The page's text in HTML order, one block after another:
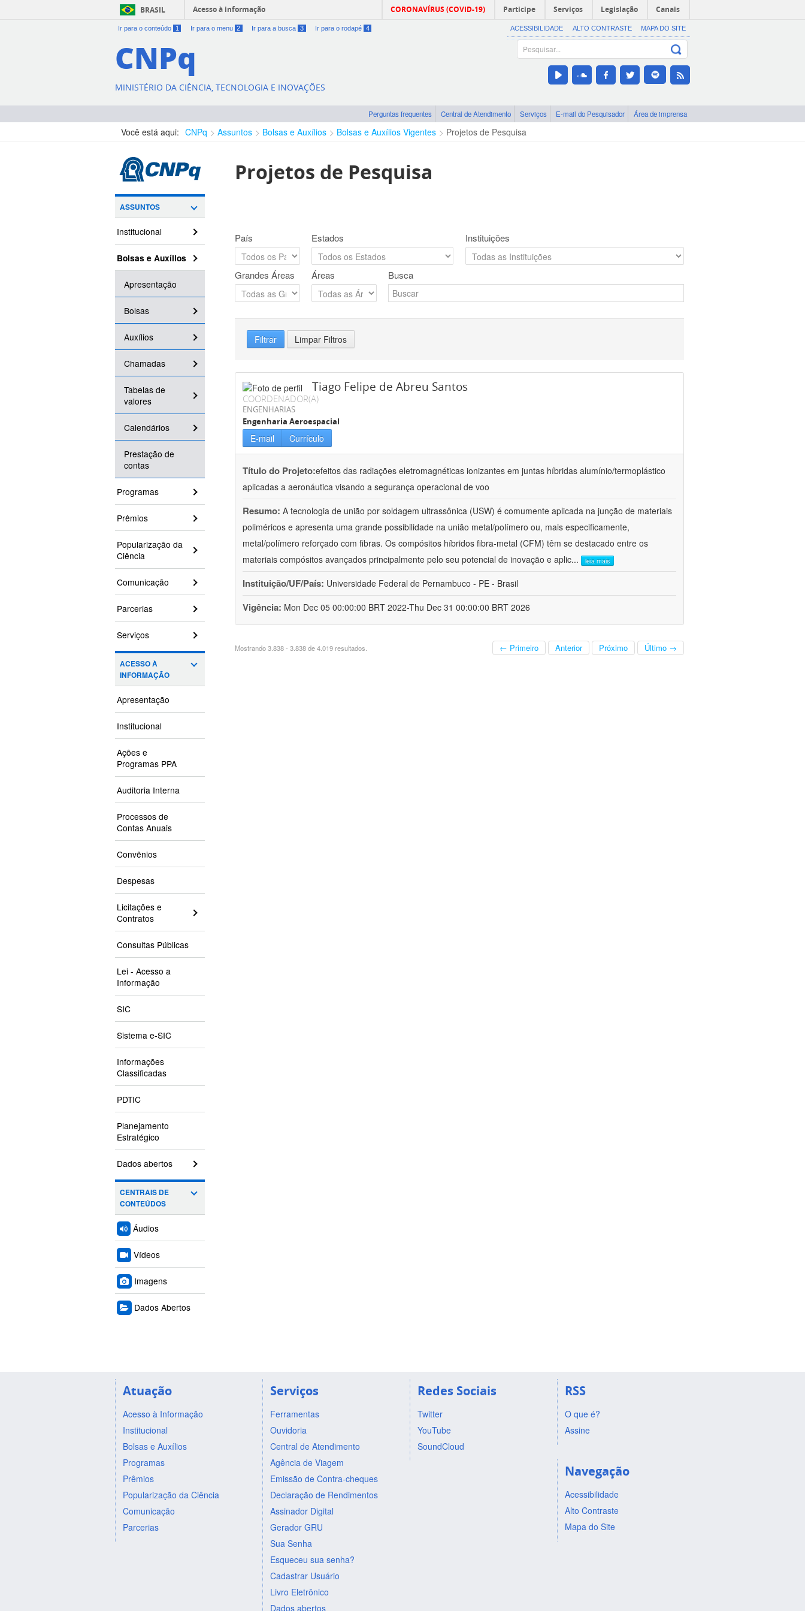
BRASIL Acesso à informação CORONAVÍRUS (COVID-19) Participe Serviços Legislação Canais
Ir para o conteúdo 1 Ir para o menu 2 Ir para a busca 3 Ir para o rodapé 4 ACESSIBILIDADE ALTO CONTRASTE MAPA DO SITE
CNPq
MINISTÉRIO DA CIÊNCIA, TECNOLOGIA E INOVAÇÕES
Perguntas frequentes Central de Atendimento Serviços E-mail do Pesquisador Área de imprensa
Você está aqui: CNPq Assuntos Bolsas e Auxílios Bolsas e Auxílios Vigentes Projetos de Pesquisa
ASSUNTOS
Institucional
Bolsas e Auxílios
Apresentação
Bolsas
Auxílios
Chamadas
Tabelas de
valores
Calendários
Prestação de
contas
Programas
Prêmios
Popularização da
Ciência
Comunicação
Parcerias
Serviços
ACESSO À
INFORMAÇÃO
Apresentação
Institucional
Ações e
Programas PPA
Auditoria Interna
Processos de
Contas Anuais
Convênios
Despesas
Licitações e
Contratos
Consultas Públicas
Lei - Acesso a
Informação
SIC
Sistema e-SIC
Informações
Classificadas
PDTIC
Planejamento
Estratégico
Dados abertos
CENTRAIS DE
CONTEÚDOS
Áudios
Vídeos
Imagens
Dados Abertos
Projetos de Pesquisa
País Estados Instituições
Grandes Áreas Áreas Busca
Filtrar Limpar Filtros
Tiago Felipe de Abreu Santos
COORDENADOR(A)
ENGENHARIAS
Engenharia Aeroespacial
E-mail Currículo
Título do Projeto:efeitos das radiações eletromagnéticas ionizantes em juntas híbridas alumínio/termoplástico
aplicadas a aeronáutica visando a segurança operacional de voo
Resumo: A tecnologia de união por soldagem ultrassônica (USW) é comumente aplicada na junção de materiais
poliméricos e apresenta uma grande possibilidade na união metal/polímero ou, mais especificamente,
metal/polímero reforçado com fibras. Os compósitos híbridos fibra-metal (CFM) têm se destacado entre os
materiais compósitos avançados principalmente pelo seu potencial de inovação e aplic... leia mais
Instituição/UF/País: Universidade Federal de Pernambuco - PE - Brasil
Vigência: Mon Dec 05 00:00:00 BRT 2022-Thu Dec 31 00:00:00 BRT 2026
Mostrando 3.838 - 3.838 de 4.019 resultados. ← Primeiro Anterior Próximo Último →
Atuação
Acesso à Informação
Institucional
Bolsas e Auxílios
Programas
Prêmios
Popularização da Ciência
Comunicação
Parcerias
Serviços
Ferramentas
Ouvidoria
Central de Atendimento
Agência de Viagem
Emissão de Contra-cheques
Declaração de Rendimentos
Assinador Digital
Gerador GRU
Sua Senha
Esqueceu sua senha?
Cadastrar Usuário
Livro Eletrônico
Dados abertos
Redes Sociais
Twitter
YouTube
SoundCloud
RSS
O que é?
Assine
Navegação
Acessibilidade
Alto Contraste
Mapa do Site